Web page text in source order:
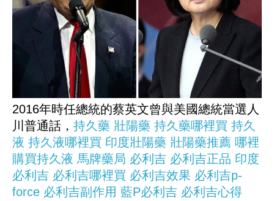
2016年時任總統的蔡英文曾與美國總統當選人
川普通話， 持久藥 壯陽藥 持久藥哪裡買 持久
液 持久液哪裡買 印度壯陽藥 壯陽藥推薦 哪裡
購買持久液 馬牌藥局 必利吉 必利吉正品 印度
必利吉 必利吉哪裡買 必利吉效果 必利吉p-
force 必利吉副作用 藍P必利吉 必利吉心得